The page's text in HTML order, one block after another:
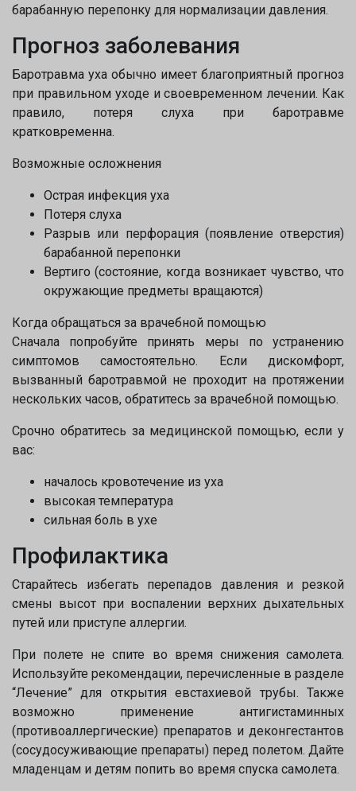
барабанную перепонку для нормализации давления.
Прогноз заболевания
Баротравма уха обычно имеет благоприятный прогноз
при правильном уходе и своевременном лечении. Как
правило, потеря слуха при баротравме
кратковременна.
Возможные осложнения
Острая инфекция уха
Потеря слуха
Разрыв или перфорация (появление отверстия)
барабанной перепонки
Вертиго (состояние, когда возникает чувство, что
окружающие предметы вращаются)
Когда обращаться за врачебной помощью
Сначала попробуйте принять меры по устранению
симптомов самостоятельно. Если дискомфорт,
вызванный баротравмой не проходит на протяжении
нескольких часов, обратитесь за врачебной помощью.
Срочно обратитесь за медицинской помощью, если у
вас:
началось кровотечение из уха
высокая температура
сильная боль в ухе
Профилактика
Старайтесь избегать перепадов давления и резкой
смены высот при воспалении верхних дыхательных
путей или приступе аллергии.
При полете не спите во время снижения самолета.
Используйте рекомендации, перечисленные в разделе
“Лечение” для открытия евстахиевой трубы. Также
возможно применение антигистаминных
(противоаллергические) препаратов и деконгестантов
(сосудосуживающие препараты) перед полетом. Дайте
младенцам и детям попить во время спуска самолета.